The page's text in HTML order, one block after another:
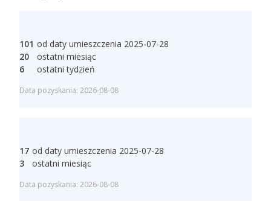
101 od daty umieszczenia 2025-07-28
20
ostatni miesiąc
6
ostatni tydzień
Data pozyskania: 2026-08-08
17 od daty umieszczenia 2025-07-28
3
ostatni miesiąc
Data pozyskania: 2026-08-08